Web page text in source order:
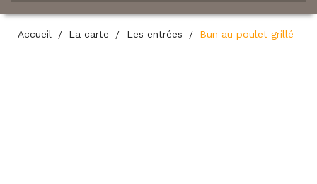
Accueil La carte Les entrées Bun au poulet grillé